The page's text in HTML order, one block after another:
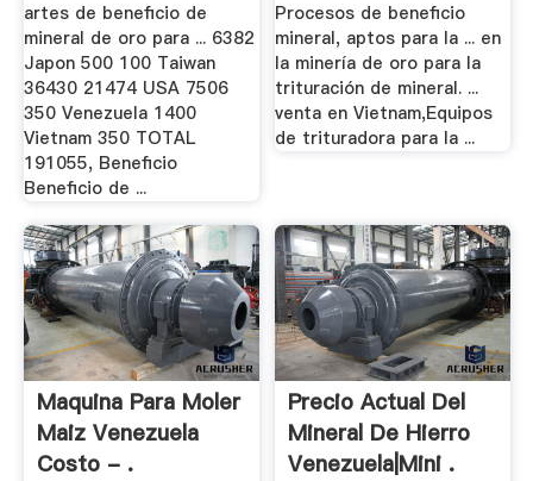
artes de beneficio de
mineral de oro para ... 6382
Japon 500 100 Taiwan
36430 21474 USA 7506
350 Venezuela 1400
Vietnam 350 TOTAL
191055, Beneficio
Beneficio de ...
Procesos de beneficio
mineral, aptos para la ... en
la minería de oro para la
trituración de mineral. ...
venta en Vietnam,Equipos
de trituradora para la ...
Maquina Para Moler
Maiz Venezuela
Costo - .
Precio Actual Del
Mineral De Hierro
Venezuela|mini .